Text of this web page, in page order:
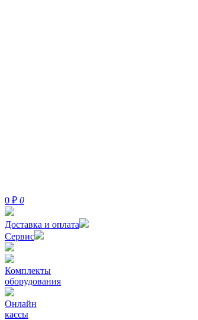
0 ₽ 0
Доставка и оплата
Сервис
Комплекты
оборудования
Онлайн
кассы